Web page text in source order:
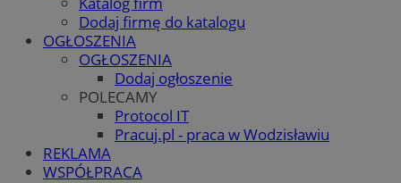
Dodaj firmę do katalogu
OGŁOSZENIA
OGŁOSZENIA
Dodaj ogłoszenie
POLECAMY
Protocol IT
Pracuj.pl - praca w Wodzisławiu
REKLAMA
WSPÓŁPRACA